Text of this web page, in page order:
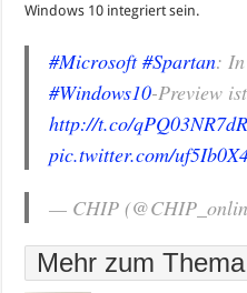
Windows 10 integriert sein.
#Microsoft #Spartan: In
#Windows10-Preview
http://t.co/qPQ03NR7dR
pic.twitter.com/
— CHIP
Mehr zum Thema